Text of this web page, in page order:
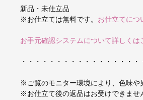
新品・未仕立品
※お仕立ては無料です。 お仕立てにつ
お手元確認システムについて詳しくは
・・・・・・・・・・・・・・・・・
※ご覧のモニター環境により、色味や
※お仕立て後の返品はお受けできませ